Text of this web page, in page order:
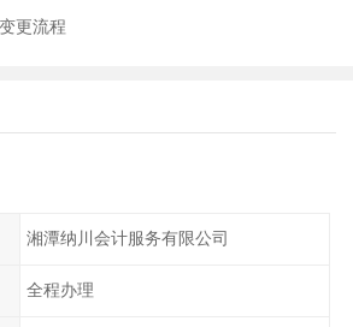
更流程
湘潭纳川会计服务有限公司
全程办理